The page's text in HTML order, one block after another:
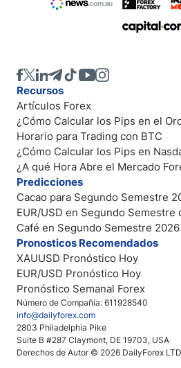
Número de Compañía: 611928540
info@dailyforex.com
2803 Philadelphia Pike
Suite B #287 Claymont, DE 19703, USA
Derechos de Autor © 2026 DailyForex LTD
Recursos
Artículos Forex
¿Cómo Calcular los Pips en el
Horario para Trading con BTC
¿Cómo Calcular los Pips en
¿A qué Hora Abre el Mercado
Predicciones
Cacao para Segundo Semestre
EUR/USD en Segundo Semestre
Café en Segundo Semestre 2026
Pronosticos Recomendados
XAUUSD Pronóstico Hoy
EUR/USD Pronóstico Hoy
Pronóstico Semanal Forex